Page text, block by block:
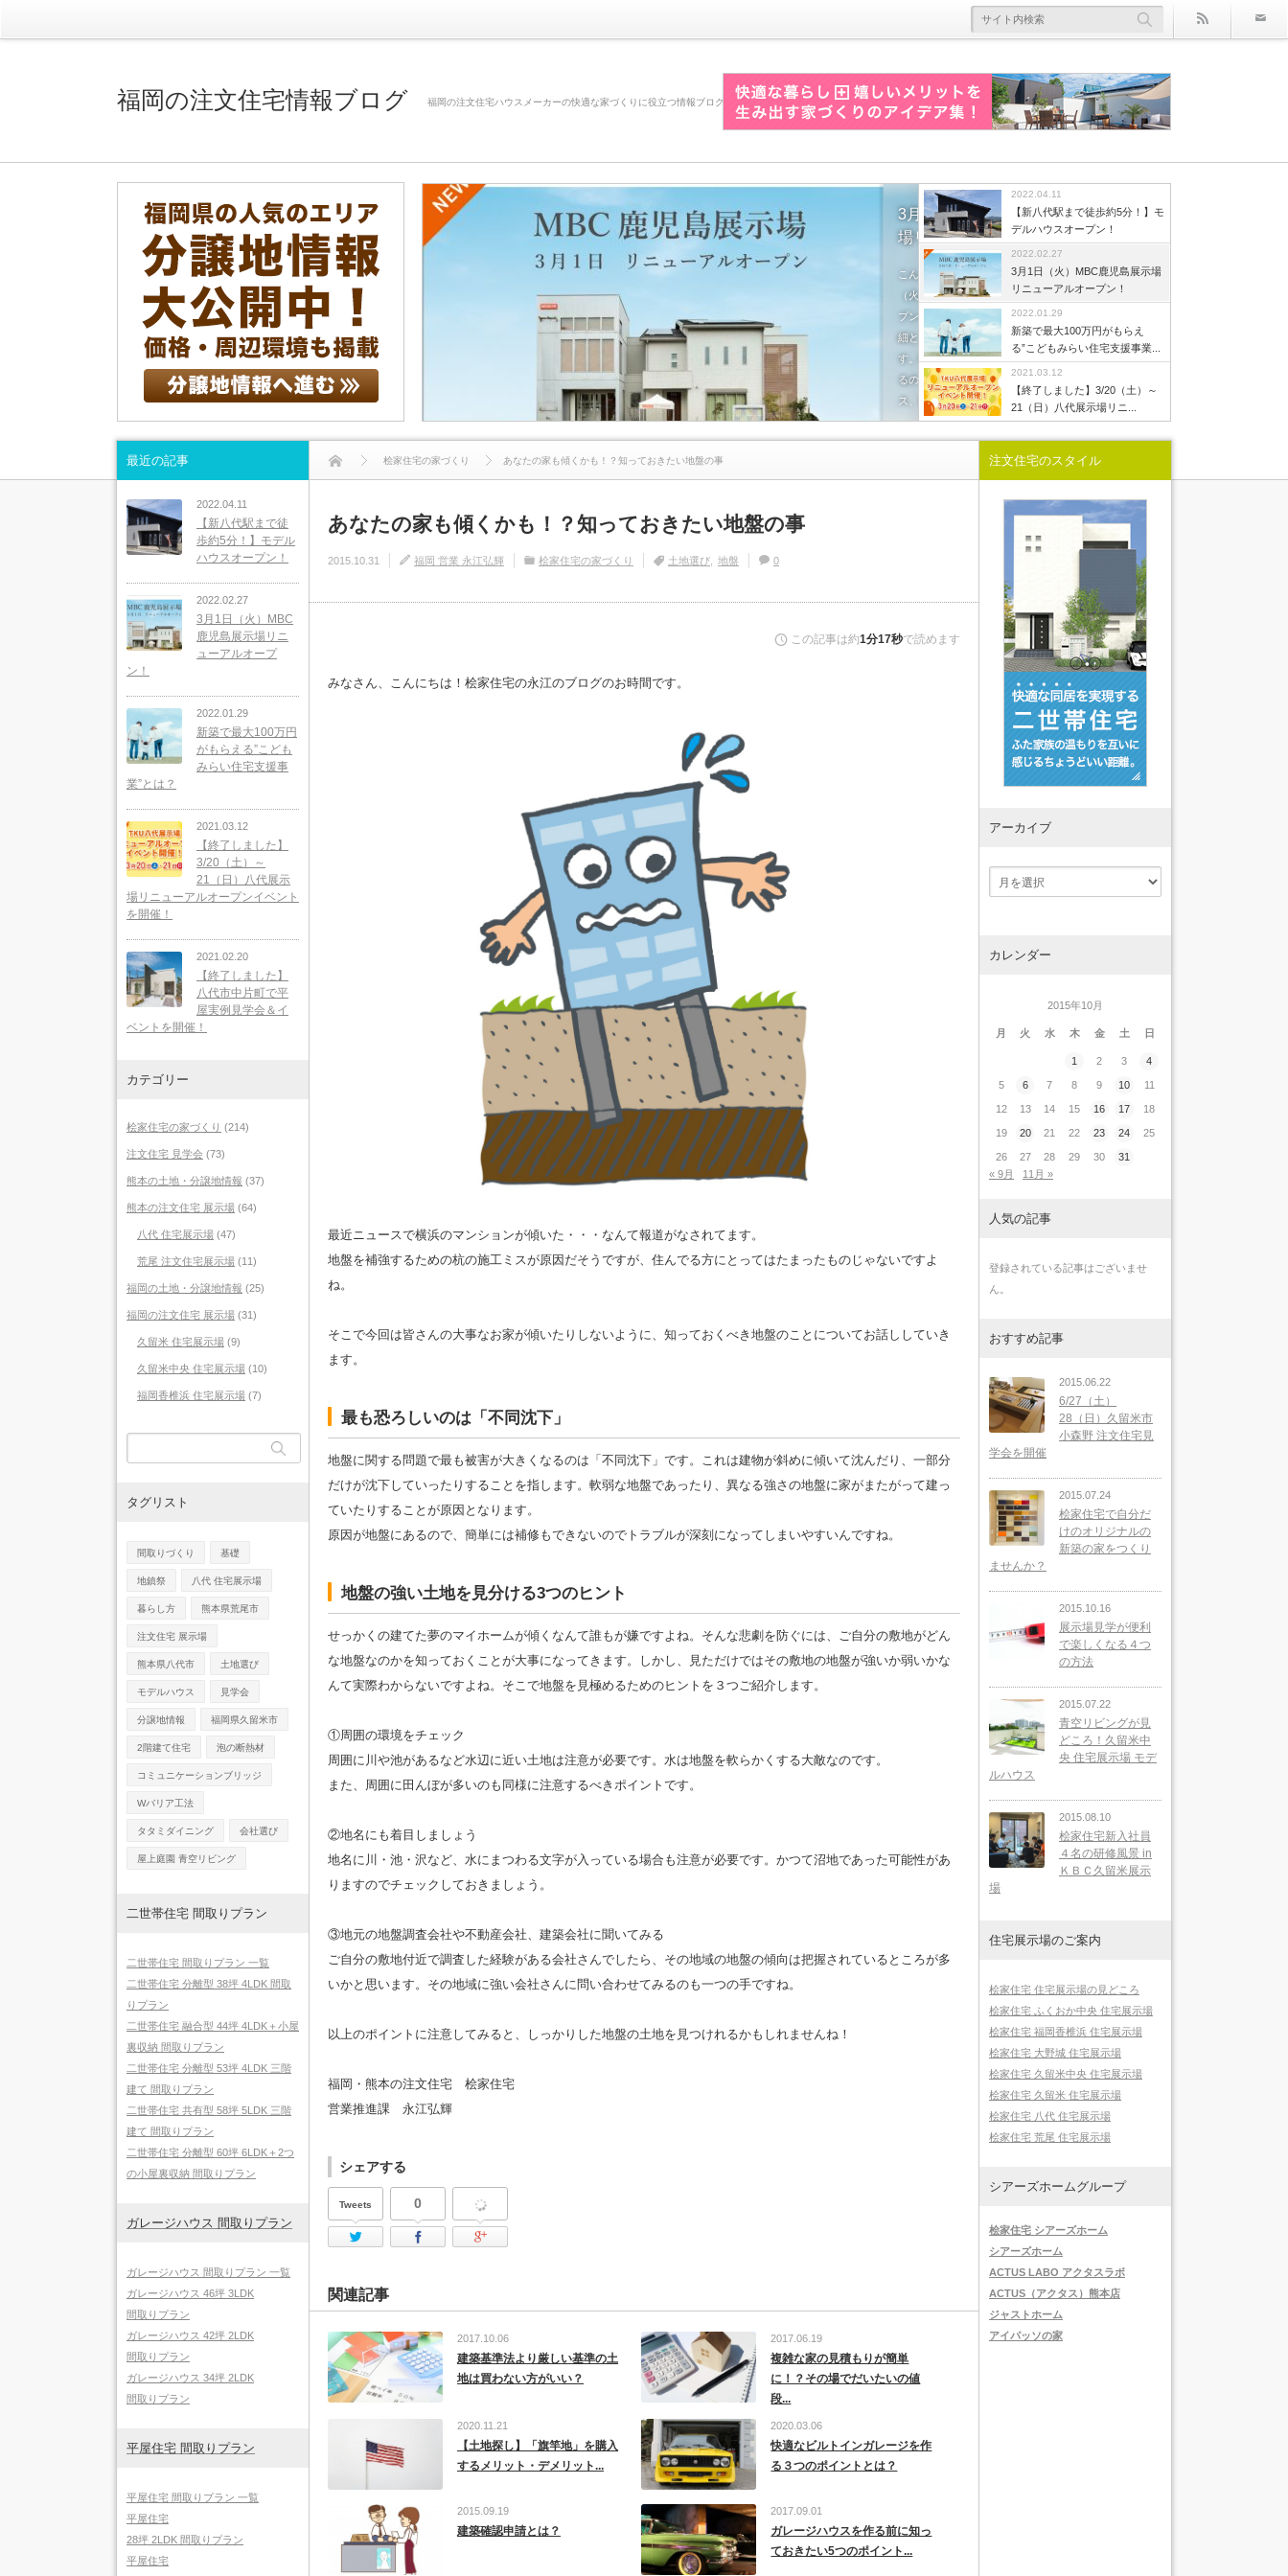
福岡の注文住宅情報ブログ 福岡の注文住宅ハウスメーカーの快適な家づくりに役立つ情報ブログ
こんにちは。桧家住宅の長野です。新八代駅
まで徒歩約5分の場所に、新しくモデルハウス
がオープンしました！今回は、モデルハウス
のポイントをご紹介します。モデルハウスの
ポイント①桧家住宅オリジナル全館空調「Z
空調」家中、快適な温度で過ごせる全館空調
「Z空調」搭載のモデルハウスで[...]
続きを読む
3月1日（火）MBC鹿児島展示
場リニューアルオープン！
細とモデルハウスのポイントをご紹介しま
す。桧家住宅MBC鹿児島展示場ってどこにあ
るの？桧家住宅MBC鹿児島展示場は、市営バ
ス、鹿児島交通バス「KKB前[...]
続きを読む
こんにちは。桧家住宅の長野です。突然です
が、「こどもみらい住宅支援事業」という施
策を、ご存じですか？簡単に説明すると、
「子育て世帯や若者夫婦世帯の新築住宅取得
を支援する」事業のことです。こどもみらい
住宅支援事業事務局のホームページによる
と、子育て支援及び2050年カー[...]
続きを読む
こんにちは。桧家住宅の長野です。3月に入っ
て、暖かい日が増えてきましたね。お出かけ
しやすくなったこの季節に、桧家住宅八代展
示場では、リニューアルオープンイベントを
開催します！先着順の来場特典もご用意し、
子どもから大人まで楽しめる内容となってい
ます。[...]
続きを読む
こんにちは。桧家住宅の長野です。桧家住宅
の注文住宅を、現実的な広さでご覧いただけ
る完成見学会を八代市中片町にて開催しま
す。今回は、ミニイベントも同時開催しま
す。ぜひお子さまと一緒に遊びにきてくださ
いね。完成見学会って？[...]
こんにちは。桧家住宅の長野です。桧家住宅
の新築注文住宅を、現実的な広さでご覧いた
だける完成見学会を熊本市南区富合町にて開
催します。■完成見学会って？その名の通
り、オーナー様が建てた家を見学するもの。
実際に、完成した新築住宅を見ることができ
るので、よ[...]
続きを読む
こんにちは！桧家住宅永江です！キッチンっ
て一日の中で、長時間滞在する場所ですよ
ね。ちょっとした使い勝手の悪さがストレス
の原因になっているかもしれません...!あるお
客様は「賃貸では、作業スペースが少なく料
理が非常にしにくい」という風におっしゃっ
ていました。作業スペー[...]
続きを読む
2022.04.11
【新八代駅まで徒歩約5分！】モ
デルハウスオープン！
2022.02.27
3月1日（火）MBC鹿児島展示場
リニューアルオープン！
2022.01.29
新築で最大100万円がもらえ
る”こどもみらい住宅支援事業...
2021.03.12
【終了しました】3/20（土）～
21（日）八代展示場リニ...
で平屋実例見学会＆イベント
を...
2021.01.08
【終了しました】熊本市南区富
合町で完成見学会を開催！
福岡で注文住宅を建てる時に必
見のキッチン情報４選
桧家住宅の家づくり あなたの家も傾くかも！？知っておきたい地盤の事
あなたの家も傾くかも！？知っておきたい地盤の事
2015.10.31 福岡 営業 永江弘輝 桧家住宅の家づくり 土地選び 地盤 0
この記事は約1分17秒で読めます
みなさん、こんにちは！桧家住宅の永江のブログのお時間です。
最近ニュースで横浜のマンションが傾いた・・・なんて報道がなされてます。
地盤を補強するための杭の施工ミスが原因だそうですが、住んでる方にとってはたまったものじゃないですよ
ね。
そこで今回は皆さんの大事なお家が傾いたりしないように、知っておくべき地盤のことについてお話ししていき
ます。
最も恐ろしいのは「不同沈下」
地盤に関する問題で最も被害が大きくなるのは「不同沈下」です。これは建物が斜めに傾いて沈んだり、一部分
だけが沈下していったりすることを指します。軟弱な地盤であったり、異なる強さの地盤に家がまたがって建っ
ていたりすることが原因となります。
原因が地盤にあるので、簡単には補修もできないのでトラブルが深刻になってしまいやすいんですね。
地盤の強い土地を見分ける3つのヒント
せっかくの建てた夢のマイホームが傾くなんて誰もが嫌ですよね。そんな悲劇を防ぐには、ご自分の敷地がどん
な地盤なのかを知っておくことが大事になってきます。しかし、見ただけではその敷地の地盤が強いか弱いかな
んて実際わからないですよね。そこで地盤を見極めるためのヒントを３つご紹介します。
①周囲の環境をチェック
周囲に川や池があるなど水辺に近い土地は注意が必要です。水は地盤を軟らかくする大敵なのです。
また、周囲に田んぼが多いのも同様に注意するべきポイントです。
②地名にも着目しましょう
地名に川・池・沢など、水にまつわる文字が入っている場合も注意が必要です。かつて沼地であった可能性があ
りますのでチェックしておきましょう。
③地元の地盤調査会社や不動産会社、建築会社に聞いてみる
ご自分の敷地付近で調査した経験がある会社さんでしたら、その地域の地盤の傾向は把握されているところが多
いかと思います。その地域に強い会社さんに問い合わせてみるのも一つの手ですね。
以上のポイントに注意してみると、しっかりした地盤の土地を見つけれるかもしれませんね！
福岡・熊本の注文住宅 桧家住宅
営業推進課 永江弘輝
シェアする
Tweets
Twitter
0
Facebook
関連記事
2017.10.06
建築基準法より厳しい基準の土
地は買わない方がいい？
2017.06.19
複雑な家の見積もりが簡単
に！？その場でだいたいの値
段...
2020.11.21
【土地探し】「旗竿地」を購入
するメリット・デメリット...
2020.03.06
快適なビルトインガレージを作
る３つのポイントとは？
2015.09.19
建築確認申請とは？
2017.09.01
ガレージハウスを作る前に知っ
ておきたい5つのポイント...
最近の記事
2022.04.11
【新八代駅まで徒
歩約5分！】モデル
ハウスオープン！
2022.02.27
3月1日（火）MBC
鹿児島展示場リニ
ューアルオープ
ン！
2022.01.29
新築で最大100万円
がもらえる”こども
みらい住宅支援事
業”とは？
2021.03.12
【終了しました】
3/20（土）～
21（日）八代展示
場リニューアルオープンイベント
を開催！
2021.02.20
【終了しました】
八代市中片町で平
屋実例見学会＆イ
ベントを開催！
カテゴリー
桧家住宅の家づくり (214)
注文住宅 見学会 (73)
熊本の土地・分譲地情報 (37)
熊本の注文住宅 展示場 (64)
八代 住宅展示場 (47)
荒尾 注文住宅展示場 (11)
福岡の土地・分譲地情報 (25)
福岡の注文住宅 展示場 (31)
久留米 住宅展示場 (9)
久留米中央 住宅展示場 (10)
福岡香椎浜 住宅展示場 (7)
タグリスト
間取りづくり 基礎
地鎮祭 八代 住宅展示場
暮らし方 熊本県荒尾市
注文住宅 展示場
熊本県八代市 土地選び
モデルハウス 見学会
分譲地情報 福岡県久留米市
2階建て住宅 泡の断熱材
コミュニケーションブリッジ
Wバリア工法
タタミダイニング 会社選び
屋上庭園 青空リビング
二世帯住宅 間取りプラン
二世帯住宅 間取りプラン 一覧
二世帯住宅 分離型 38坪 4LDK 間取
りプラン
二世帯住宅 融合型 44坪 4LDK＋小屋
裏収納 間取りプラン
二世帯住宅 分離型 53坪 4LDK 三階
建て 間取りプラン
二世帯住宅 共有型 58坪 5LDK 三階
建て 間取りプラン
二世帯住宅 分離型 60坪 6LDK＋2つ
の小屋裏収納 間取りプラン
ガレージハウス 間取りプラン
ガレージハウス 間取りプラン 一覧
ガレージハウス 46坪 3LDK
間取りプラン
ガレージハウス 42坪 2LDK
間取りプラン
ガレージハウス 34坪 2LDK
間取りプラン
平屋住宅 間取りプラン
平屋住宅 間取りプラン 一覧
平屋住宅
28坪 2LDK 間取りプラン
平屋住宅
注文住宅のスタイル
アーカイブ
カレンダー
2015年10月
月 火 水 木 金 土 日
1 2 3 4
5 6 7 8 9 10 11
12 13 14 15 16 17 18
19 20 21 22 23 24 25
26 27 28 29 30
31
« 9月
11月 »
人気の記事
登録されている記事はございませ
ん。
おすすめ記事
2015.06.22
6/27（土）
28（日）久留米市
小森野 注文住宅見
学会を開催
2015.07.24
桧家住宅で自分だ
けのオリジナルの
新築の家をつくり
ませんか？
2015.10.16
展示場見学が便利
で楽しくなる４つ
の方法
2015.07.22
青空リビングが見
どころ！久留米中
央 住宅展示場 モデ
ルハウス
2015.08.10
桧家住宅新入社員
４名の研修風景 in
ＫＢＣ久留米展示
場
住宅展示場のご案内
桧家住宅 住宅展示場の見どころ
桧家住宅 ふくおか中央 住宅展示場
桧家住宅 福岡香椎浜 住宅展示場
桧家住宅 大野城 住宅展示場
桧家住宅 久留米中央 住宅展示場
桧家住宅 久留米 住宅展示場
桧家住宅 八代 住宅展示場
桧家住宅 荒尾 住宅展示場
シアーズホームグループ
桧家住宅 シアーズホーム
シアーズホーム
ACTUS LABO アクタスラボ
ACTUS（アクタス）熊本店
ジャストホーム
アイパッソの家